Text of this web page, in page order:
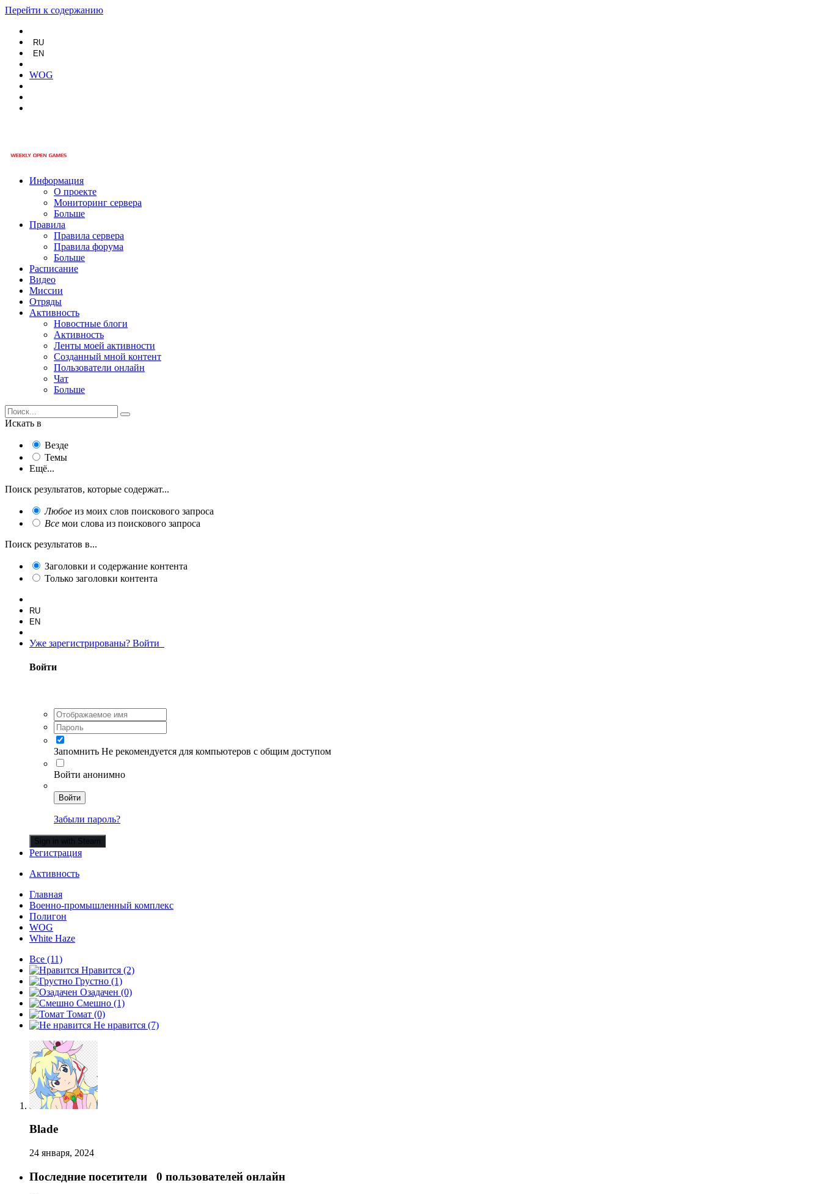
Перейти к содержанию
RU
EN
WOG
Информация
О проекте
Мониторинг сервера
Больше
Правила
Правила сервера
Правила форума
Больше
Расписание
Видео
Миссии
Отряды
Активность
Новостные блоги
Активность
Ленты моей активности
Созданный мной контент
Пользователи онлайн
Чат
Больше
Искать в
Везде
Темы
Ещё...
Поиск результатов, которые содержат...
Любое из моих слов поискового запроса
Все мои слова из поискового запроса
Поиск результатов в...
Заголовки и содержание контента
Только заголовки контента
RU
EN
Уже зарегистрированы? Войти
Войти
Запомнить Не рекомендуется для компьютеров с общим доступом
Войти анонимно
Войти
Забыли пароль?
Sign in with Steam
Регистрация
Активность
Главная
Военно-промышленный комплекс
Полигон
WOG
White Haze
Все (11)
Нравится (2)
Грустно (1)
Озадачен (0)
Смешно (1)
Томат (0)
Не нравится (7)
Blade
24 января, 2024
Последние посетители 0 пользователей онлайн